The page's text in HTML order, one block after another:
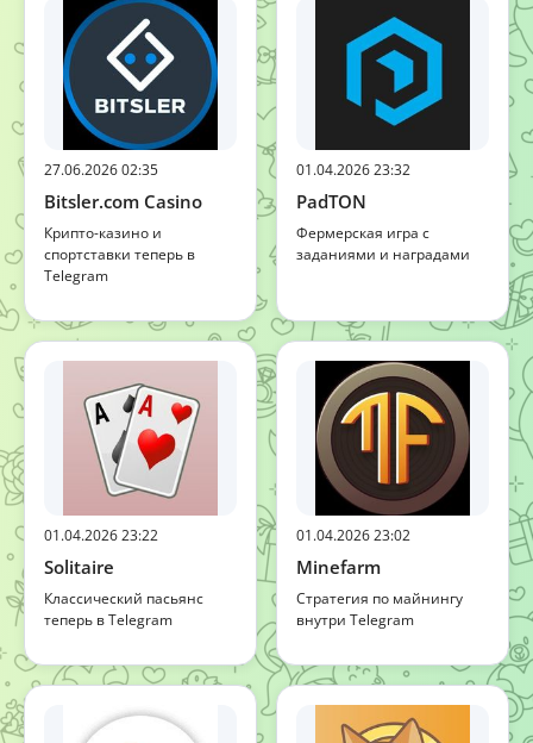
27.06.2026 02:35
Bitsler.com Casino
Крипто-казино и
спортставки теперь в
Telegram
01.04.2026 23:32
PadTON
Фермерская игра с
заданиями и наградами
01.04.2026 23:22
Solitaire
Классический пасьянс
теперь в Telegram
01.04.2026 23:02
Minefarm
Стратегия по майнингу
внутри Telegram